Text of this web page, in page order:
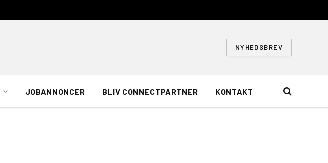
NYHEDSBREV
JOBANNONCER BLIV CONNECTPARTNER KONTAKT